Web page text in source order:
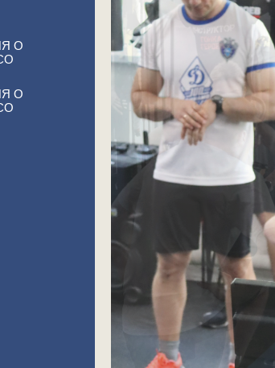
О
О